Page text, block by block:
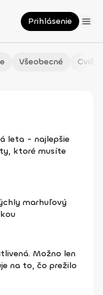
Prihlásenie
Všeobecné
leta - najlepšie
ktoré musíte
marhuľový
Možno len
na to, čo prežilo